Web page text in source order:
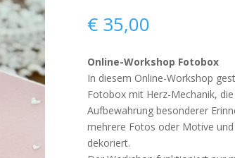
€35,00
Online-Workshop Fotobox
In diesem Online-Workshop
Fotobox mit Herz-Mechanik,
Aufbewahrung besonderer
mehrere Fotos oder Motive
dekoriert.